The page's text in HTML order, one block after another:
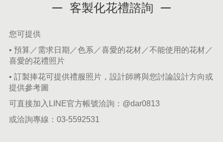
客製化花禮諮詢
您可提供
• 預算／需求日期／色系／喜愛的花材／不能使用的花材／
喜愛的花禮照片
• 訂製捧花可提供禮服照片，設計師將與您討論設計方向或
提供參考圖
可直接加入LINE官方帳號洽詢： @dar0813
或洽詢專線： 03-5592531